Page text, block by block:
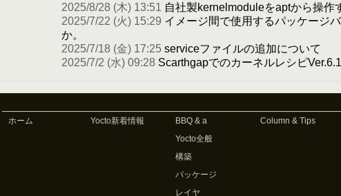
2025/8/28 (木) 13:51 自社製kernelmoduleをaptから操作
2025/7/22 (火) 15:29 イメージ間で使用するパッケージ
か。
2025/7/18 (金) 17:25 serviceファイルの追加について
2025/7/2 (水) 09:28 Scarthgapでのカーネルレシピ
ホーム Yocto新着情報 BBQ & a Column & Tips
Yocto全般
構築
パッケージ
レイヤ